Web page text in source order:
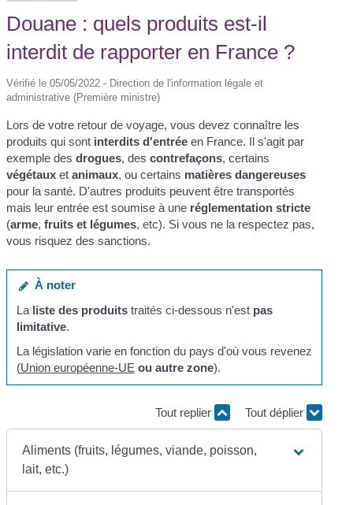
Douane : quels produits est-il
interdit de rapporter en France ?
Vérifié le 05/05/2022 - Direction de l'information légale et
administrative (Première ministre)
Lors de votre retour de voyage, vous devez connaître les
produits qui sont interdits d'entrée en France. Il s'agit par
exemple desdrogues, descontrefaçons, certains
végétaux etanimaux, ou certains matières dangereuses
pour la santé. D'autres produits peuvent être transportés
mais leur entrée est soumise à une réglementation stricte
(arme,fruits et légumes, etc). Si vous ne la respectez pas,
vous risquez des sanctions.
À noter
La liste des produitstraités ci-dessous n'est pas
limitative.
La législation varie en fonction du pays d'où vous revenez
(Union européenne-UE ou autre zone).
Tout replier Tout déplier
Aliments (fruits, légumes, viande, poisson,
lait, etc.)